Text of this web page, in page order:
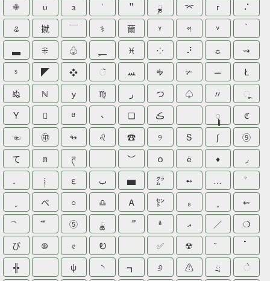
✙
ᴜ з ＂ ྞ ⌤ ᴦ
⠌
ଌ
㩆 ￣ ⚕ 䕥 ᵞ প ᵛ
｀
▃
⁜ ♧ ♓ ⁘ ⠜ ☼
⇝
ˢ
◤ ❖ ૅ ﺴ Ꭽ ✃ ═
Ł
ぬ
ℕ у ♍ ﺭ つ ♤ 〃
ૂ
Y
 ᴯ ˞ ❏ ڪ ꦸ
ℭ
☜
㊞ ↬ ♌ ☎ ୨ S ∫
⑨
て
꧟ ཊ ︶ ｏ ё ♦
◞
．
༐ ε ب ▅ ㌘ ➻
…
ベ ○ ♎ Ꭺ ㌣ ₈
⇜
⑤
ྖ ª އ ／
❍
び
࿌ ৫ Ꭷ ✅
☢
╬
ψ ◝ ┓ ୬ ⚠ ྲ
ે